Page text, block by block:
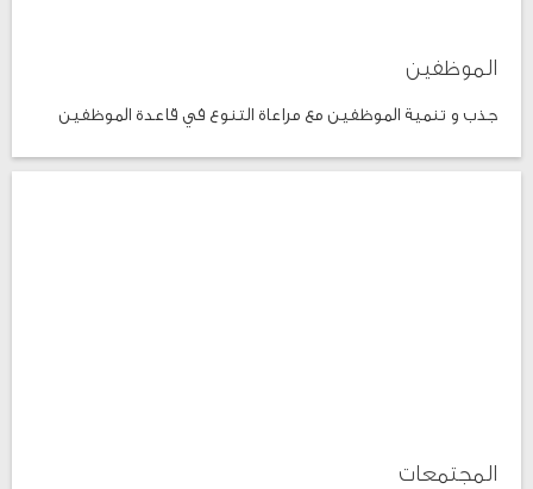
الموظفين
جذب و تنمية الموظفين مع مراعاة التنوع في قاعدة الموظفين
المجتمعات